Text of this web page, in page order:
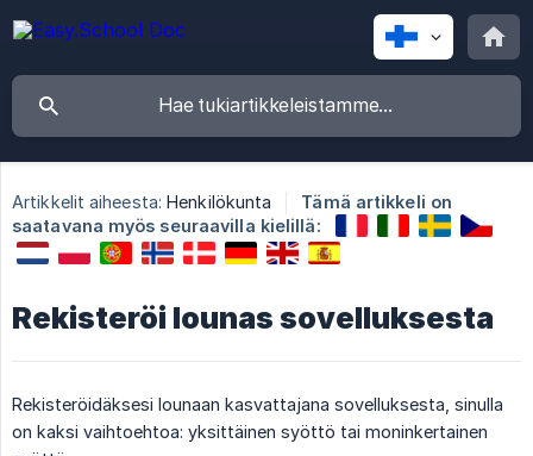
Artikkelit aiheesta: Henkilökunta
Tämä artikkeli on
saatavana myös seuraavilla kielillä:
Rekisteröi lounas sovelluksesta
Rekisteröidäksesi lounaan kasvattajana sovelluksesta, sinulla
on kaksi vaihtoehtoa: yksittäinen syöttö tai moninkertainen